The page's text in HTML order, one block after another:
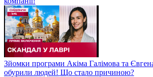
Зйомки програми Акіма Галімова та
обурили людей! Що стало причиною?